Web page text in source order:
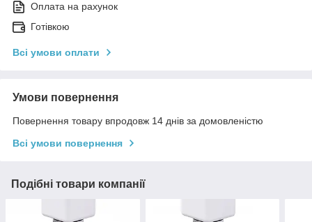
Оплата на рахунок
Готівкою
Всі умови оплати
Умови повернення
Повернення товару впродовж 14 днів за домовленістю
Всі умови повернення
Подібні товари компанії